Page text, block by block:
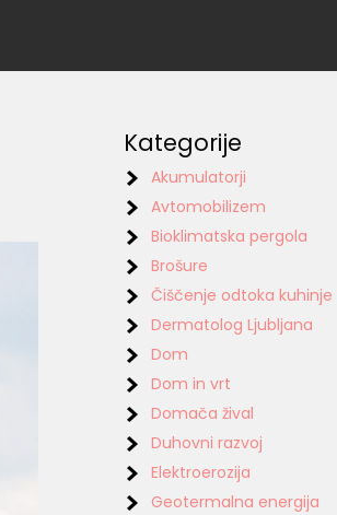
Kategorije
Akumulatorji
Avtomobilizem
Bioklimatska pergola
Brošure
Čiščenje odtoka kuhinje
Dermatolog Ljubljana
Dom
Dom in vrt
Domača žival
Duhovni razvoj
Elektroerozija
Geotermalna energija